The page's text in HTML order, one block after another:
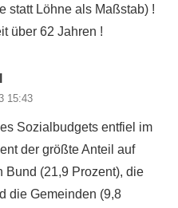
statt Löhne als Maßstab) !
über 62 Jahren !
15:43
Sozialbudgets entfiel im
der größte Anteil auf
Bund (21,9 Prozent), die
die Gemeinden (9,8